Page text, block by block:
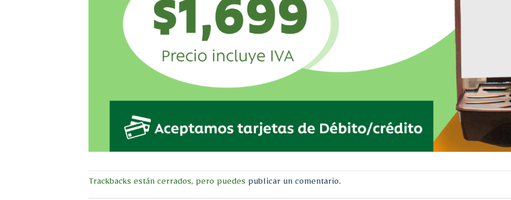
Trackbacks están cerrados, pero puedes publicar un comentario.